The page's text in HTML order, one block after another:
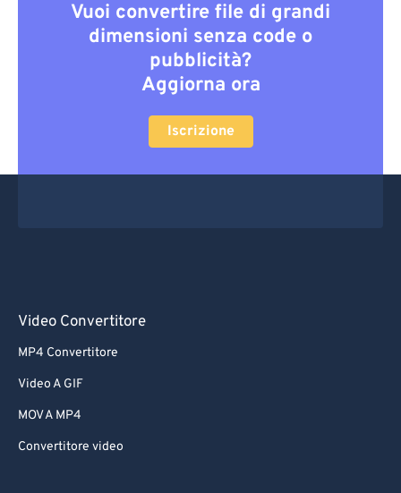
Vuoi convertire file di grandi
dimensioni senza code o
pubblicità?
Aggiorna ora
Iscrizione
Video Convertitore
MP4 Convertitore
Video A GIF
MOV A MP4
Convertitore video